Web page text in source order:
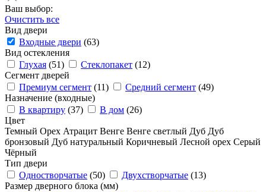
Ваш выбор:
Очистить все
Вид двери
Входные двери (63)
Вид остекления
Глухая (51) Стеклопакет (12)
Сегмент дверей
Премиум сегмент (11) Средний сегмент (49)
Назначение (входные)
В квартиру (37) В дом (26)
Цвет
Темный Орех Атрацит Венге Венге светлый Дуб Дуб
бронзовый Дуб натуральный Коричневый Лесной орех Серый
Чёрный
Тип двери
Одностворчатые (50) Двухстворчатые (13)
Размер дверного блока (мм)